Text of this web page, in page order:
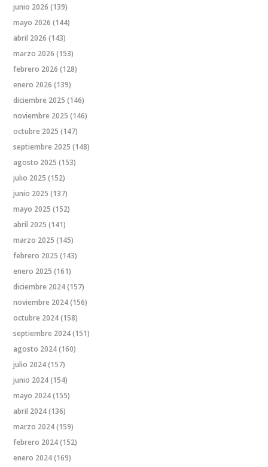
junio 2026 (139)
mayo 2026 (144)
abril 2026 (143)
marzo 2026 (153)
febrero 2026 (128)
enero 2026 (139)
diciembre 2025 (146)
noviembre 2025 (146)
octubre 2025 (147)
septiembre 2025 (148)
agosto 2025 (153)
julio 2025 (152)
junio 2025 (137)
mayo 2025 (152)
abril 2025 (141)
marzo 2025 (145)
febrero 2025 (143)
enero 2025 (161)
diciembre 2024(157)
noviembre 2024(156)
octubre 2024(158)
septiembre 2024(151)
agosto 2024(160)
julio 2024(157)
junio 2024(154)
mayo 2024(155)
abril 2024(136)
marzo 2024(159)
febrero 2024(152)
enero 2024(169)